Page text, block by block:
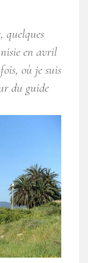
quelques
en avril
où je suis
du guide